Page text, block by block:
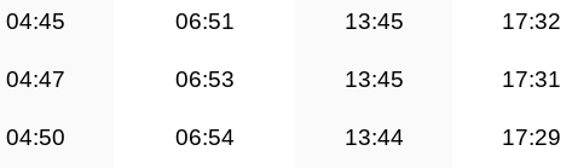
04:45 06:51 13:45 17:32
04:47 06:53 13:45 17:31
04:50 06:54 13:44 17:29